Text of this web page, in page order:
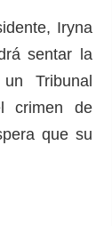
Iryna
sentar la
Tribunal
crimen de
que su